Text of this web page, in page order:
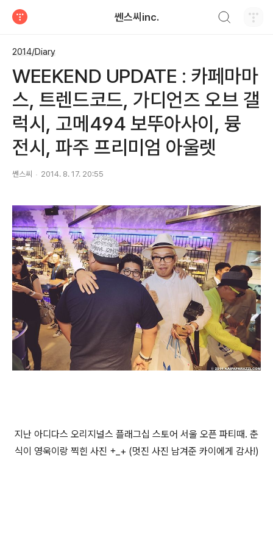
쎈스씨inc.
2014/Diary
WEEKEND UPDATE : 카페마마
스, 트렌드코드, 가디언즈 오브 갤
럭시, 고메494 보뚜아사이, 뮹
전시, 파주 프리미엄 아울렛
쎈스씨 2014. 8. 17. 20:55
지난 아디다스 오리지널스 플래그십 스토어 서울 오픈 파티때. 춘
식이 영욱이랑 찍힌 사진 +_+ (멋진 사진 남겨준 카이에게 감사!)